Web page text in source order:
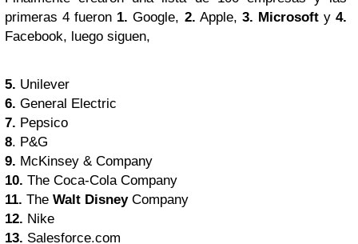
primeras 4 fueron 1. Google, 2. Apple, 3. Microsofty4.
Facebook, luego siguen,
5. Unilever
6. General Electric
7. Pepsico
8. P&G
9. McKinsey & Company
10. The Coca-Cola Company
11. The Walt DisneyCompany
12. Nike
13. Salesforce.com